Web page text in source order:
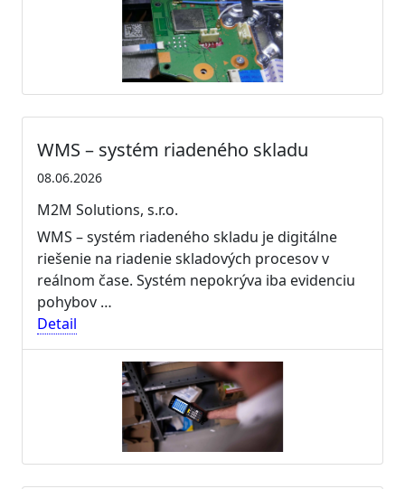
WMS – systém riadeného skladu
08.06.2026
M2M Solutions, s.r.o.
WMS – systém riadeného skladu je digitálne
riešenie na riadenie skladových procesov v
reálnom čase. Systém nepokrýva iba evidenciu
pohybov …
Detail